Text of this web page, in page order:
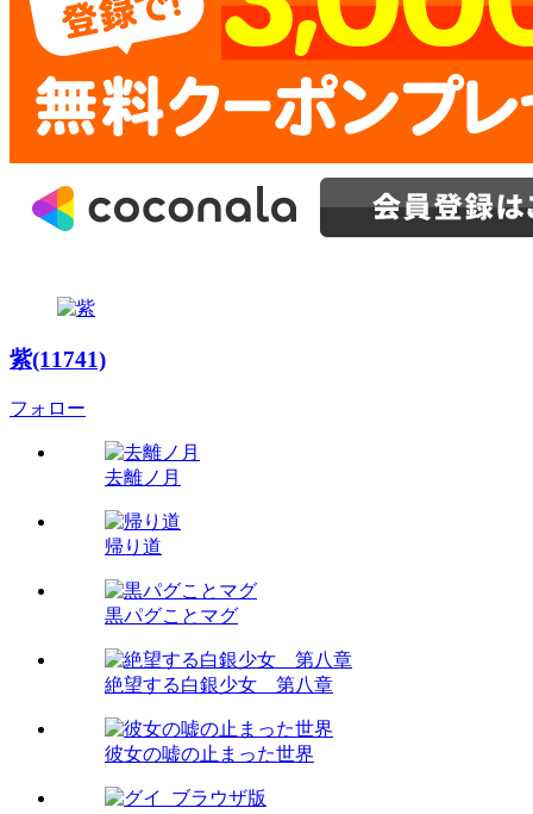
紫(11741)
フォロー
去離ノ月
帰り道
黒パグことマグ
絶望する白銀少女 第八章
彼女の嘘の止まった世界